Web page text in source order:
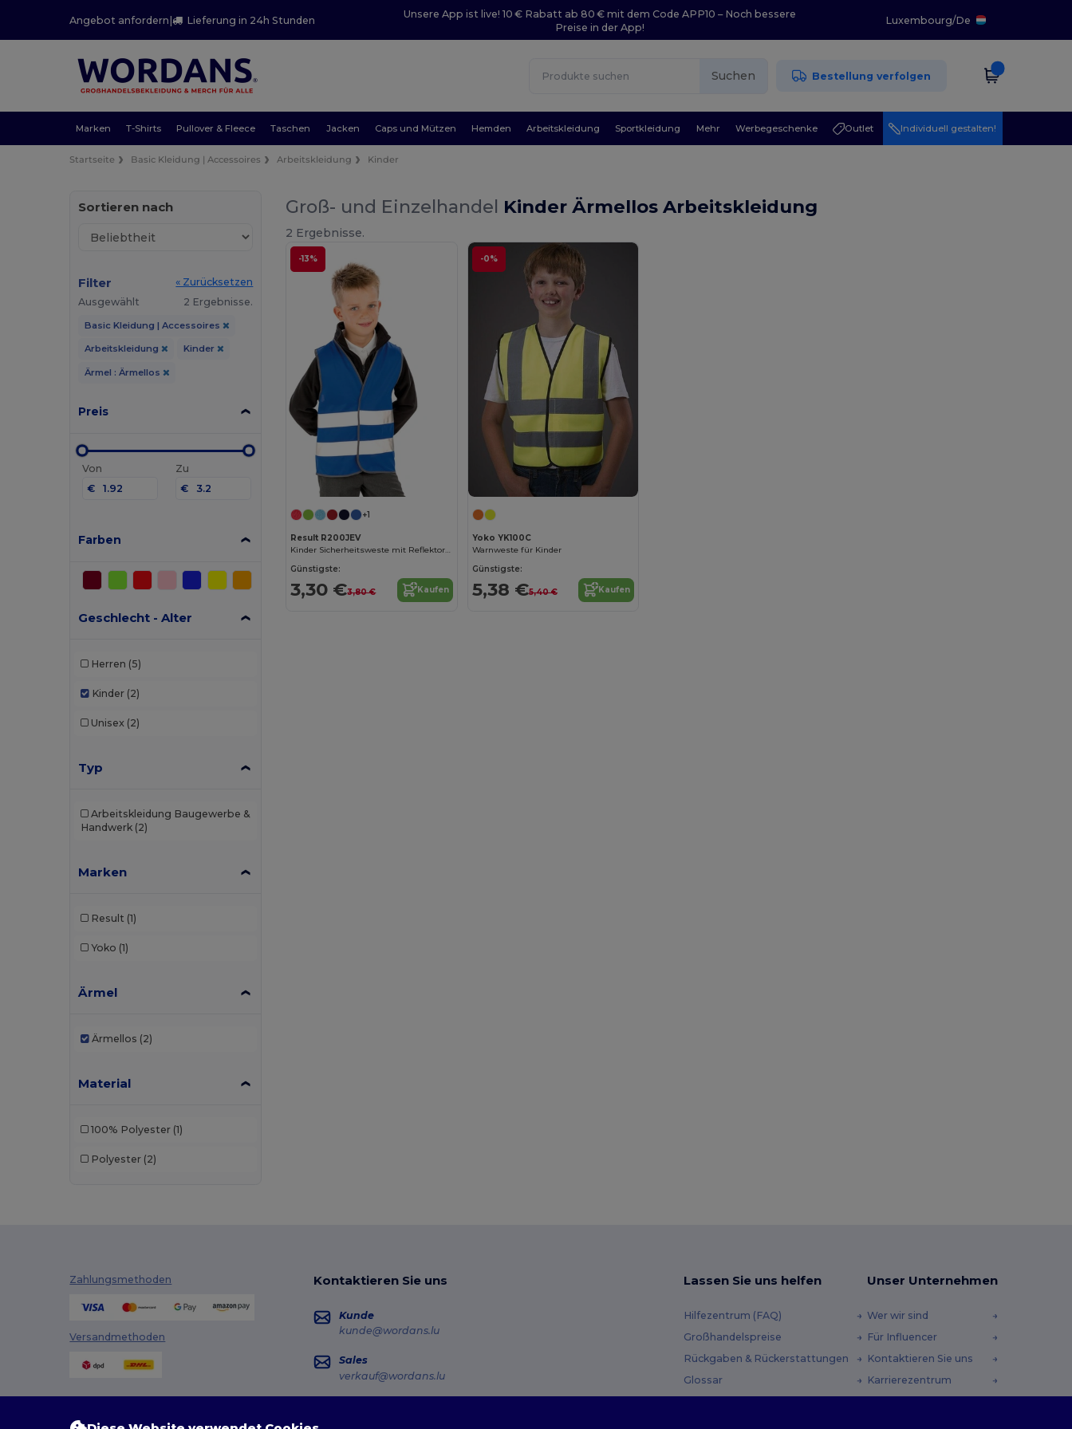
Angebot anfordern| Lieferung in 24h Stunden
Unsere App ist live! 10 € Rabatt ab 80 € mit dem Code APP10 – Noch bessere
Preise in der App!
Luxembourg/De
Suchen Bestellung verfolgen
Marken T-Shirts Pullover & Fleece Taschen Jacken Caps und Mützen Hemden Arbeitskleidung Sportkleidung Mehr Werbegeschenke Outlet Individuell gestalten!
Startseite Basic Kleidung | Accessoires Arbeitskleidung Kinder
Sortieren nach
Filter
« Zurücksetzen
Ausgewählt
2 Ergebnisse.
Basic Kleidung | Accessoires
Arbeitskleidung Kinder
Ärmel : Ärmellos
Preis
Von
€
Zu
€
Farben
Geschlecht - Alter
Herren (5)
Kinder (2)
Unisex (2)
Typ
Arbeitskleidung Baugewerbe &
Handwerk (2)
Marken
Result (1)
Yoko (1)
Ärmel
Ärmellos (2)
Material
100% Polyester (1)
Polyester (2)
Groß- und Einzelhandel Kinder Ärmellos Arbeitskleidung
2 Ergebnisse.
-13%
+1
Result R200JEV
Kinder Sicherheitsweste mit Reflektoren
Günstigste:
3,30 €3,80 € Kaufen
-0%
Yoko YK100C
Warnweste für Kinder
Günstigste:
5,38 €5,40 € Kaufen
Zahlungsmethoden
Versandmethoden
Kontaktieren Sie uns
Kunde
kunde@wordans.lu
Sales
verkauf@wordans.lu
Lassen Sie uns helfen
Hilfezentrum (FAQ)
Großhandelspreise
Rückgaben & Rückerstattungen
Glossar
Unser Unternehmen
Wer wir sind
Für Influencer
Kontaktieren Sie uns
Karrierezentrum